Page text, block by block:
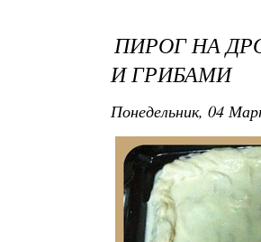
ПИРОГ НА
И ГРИБАМИ
Понедельник, 04